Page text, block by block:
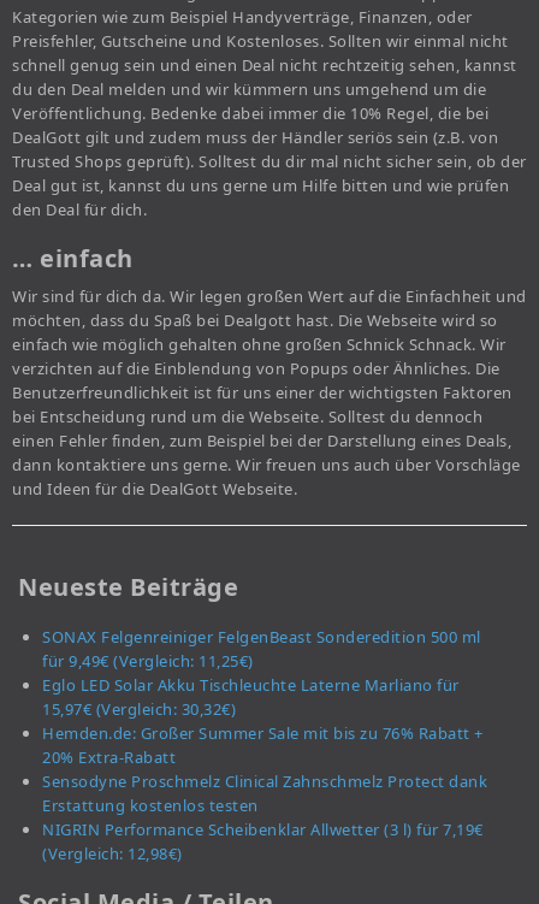
Kategorien wie zum Beispiel Handyverträge, Finanzen, oder
Preisfehler, Gutscheine und Kostenloses. Sollten wir einmal nicht
schnell genug sein und einen Deal nicht rechtzeitig sehen, kannst
du den Deal melden und wir kümmern uns umgehend um die
Veröffentlichung. Bedenke dabei immer die 10% Regel, die bei
DealGott gilt und zudem muss der Händler seriös sein (z.B. von
Trusted Shops geprüft). Solltest du dir mal nicht sicher sein, ob der
Deal gut ist, kannst du uns gerne um Hilfe bitten und wie prüfen
den Deal für dich.
… einfach
Wir sind für dich da. Wir legen großen Wert auf die Einfachheit und
möchten, dass du Spaß bei Dealgott hast. Die Webseite wird so
einfach wie möglich gehalten ohne großen Schnick Schnack. Wir
verzichten auf die Einblendung von Popups oder Ähnliches. Die
Benutzerfreundlichkeit ist für uns einer der wichtigsten Faktoren
bei Entscheidung rund um die Webseite. Solltest du dennoch
einen Fehler finden, zum Beispiel bei der Darstellung eines Deals,
dann kontaktiere uns gerne. Wir freuen uns auch über Vorschläge
und Ideen für die DealGott Webseite.
Neueste Beiträge
SONAX Felgenreiniger FelgenBeast Sonderedition 500 ml
für 9,49€ (Vergleich: 11,25€)
Eglo LED Solar Akku Tischleuchte Laterne Marliano für
15,97€ (Vergleich: 30,32€)
Hemden.de: Großer Summer Sale mit bis zu 76% Rabatt +
20% Extra-Rabatt
Sensodyne Proschmelz Clinical Zahnschmelz Protect dank
Erstattung kostenlos testen
NIGRIN Performance Scheibenklar Allwetter (3 l) für 7,19€
(Vergleich: 12,98€)